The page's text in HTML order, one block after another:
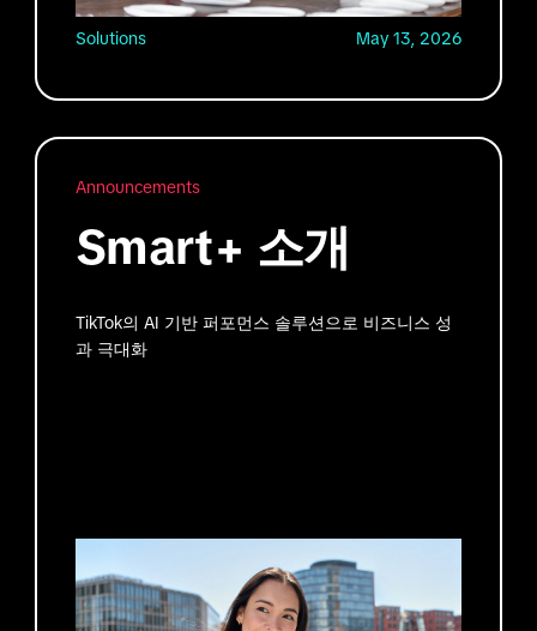
Solutions May 13, 2026
Announcements
Smart+ 소개
TikTok의 AI 기반 퍼포먼스 솔루션으로 비즈니스 성
과 극대화